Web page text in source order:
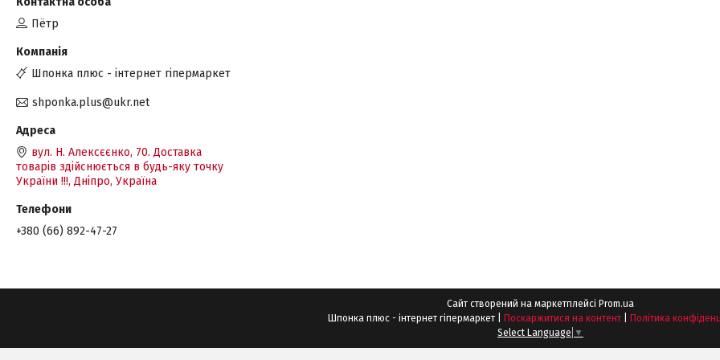
Пётр
Шпонка плюс - інтернет гіпермаркет
shponka.plus@ukr.net
вул. Н. Алексєєнко, 70. Доставка
товарів здійснюється в будь-яку точку
України !!!, Дніпро, Україна
+380 (66) 892-47-27
Сайт створений на маркетплейсі Prom.ua
Поскаржитися на контент
Політика
Select Language ▼